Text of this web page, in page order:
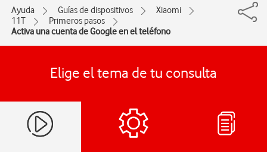
Ayuda Guías de dispositivos
Xiaomi
11T
Primeros pasos
Activa una cuenta de Google en el teléfono
Elige el tema de tu consulta